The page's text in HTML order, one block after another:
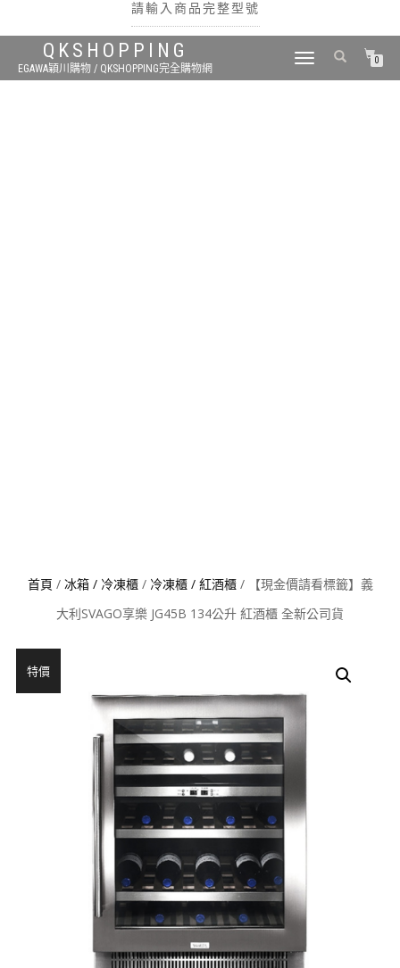
請輸入商品完整型號
QKSHOPPING
EGAWA穎川購物 / QKSHOPPING完全購物網
TOGGLE
0
首頁 / 冰箱 / 冷凍櫃/ 冷凍櫃 / 紅酒櫃/ 【現金價請看標籤】義
大利SVAGO享樂 JG45B 134公升 紅酒櫃 全新公司貨
特價